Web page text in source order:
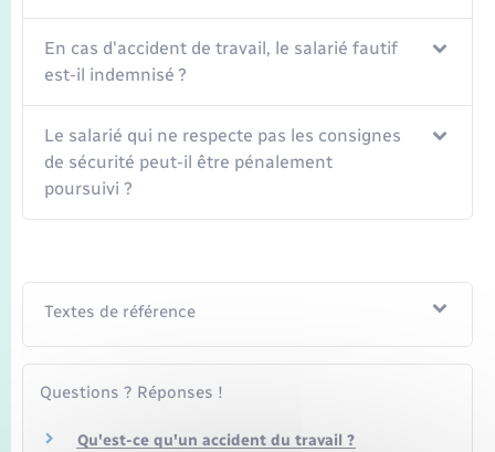
Transports
En cas d'accident de travail, le salarié fautif
est-il indemnisé ?
Le salarié qui ne respecte pas les consignes
de sécurité peut-il être pénalement
poursuivi ?
Textes de référence
Questions ? Réponses !
Qu'est-ce qu'un accident du travail ?